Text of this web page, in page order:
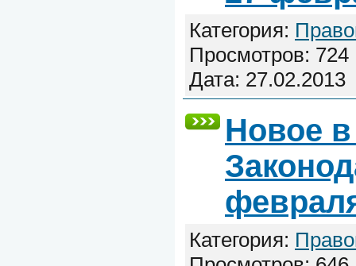
Категория:
Просмотров:
Дата: 27.02.2013
Новое
Категория: